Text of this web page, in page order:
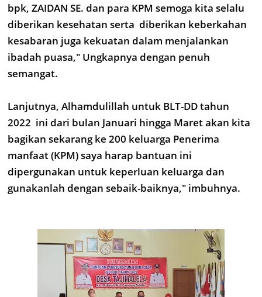
bpk, ZAIDAN SE. dan para KPM semoga kita selalu
diberikan kesehatan serta diberikan keberkahan
kesabaran juga kekuatan dalam menjalankan
ibadah puasa," Ungkapnya dengan penuh
semangat.
Lanjutnya, Alhamdulillah untuk BLT-DD tahun
2022 ini dari bulan Januari hingga Maret akan kita
bagikan sekarang ke 200 keluarga Penerima
manfaat (KPM) saya harap bantuan ini
dipergunakan untuk keperluan keluarga dan
gunakanlah dengan sebaik-baiknya," imbuhnya.